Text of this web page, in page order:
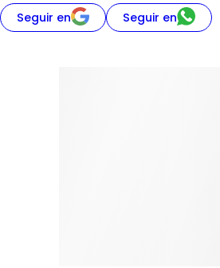
Seguir en Seguir en